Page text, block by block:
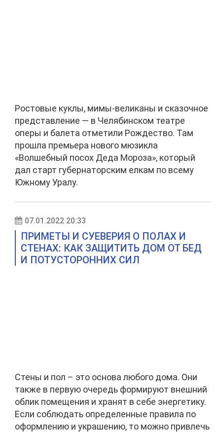
Ростовые куклы, мимы-великаны и сказочное
представление — в Челябинском театре
оперы и балета отметили Рождество. Там
прошла премьера нового мюзикла
«Волшебный посох Деда Мороза», который
дал старт губернаторским елкам по всему
Южному Уралу.
07.01.2022 20:33
ПРИМЕТЫ И СУЕВЕРИЯ О ПОЛАХ И
СТЕНАХ: КАК ЗАЩИТИТЬ ДОМ ОТ БЕД
И ПОТУСТОРОННИХ СИЛ
Стены и пол – это основа любого дома. Они
также в первую очередь формируют внешний
облик помещения и хранят в себе энергетику.
Если соблюдать определенные правила по
оформлению и украшению, то можно привлечь